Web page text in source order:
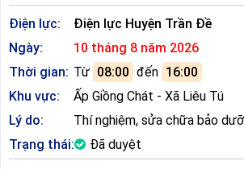
Điện lực:
Điện lực Huyện Trần Đề
Ngày:
10 tháng 8 năm 2026
Thời gian: Từ 08:00 đến 16:00
Khu vực:
Ấp Giồng Chát - Xã Liêu Tú
Lý do:
Thí nghiệm, sửa chữa bảo
Trạng thái:
Đã duyệt